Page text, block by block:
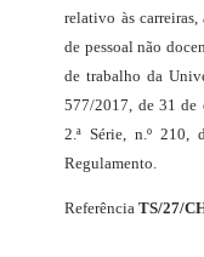
relativo às
de pessoal não
de trabalho da
577/2017, de 31
2.ª Série, n.º 210,
Regulamento.
ReferênciaTS/27/